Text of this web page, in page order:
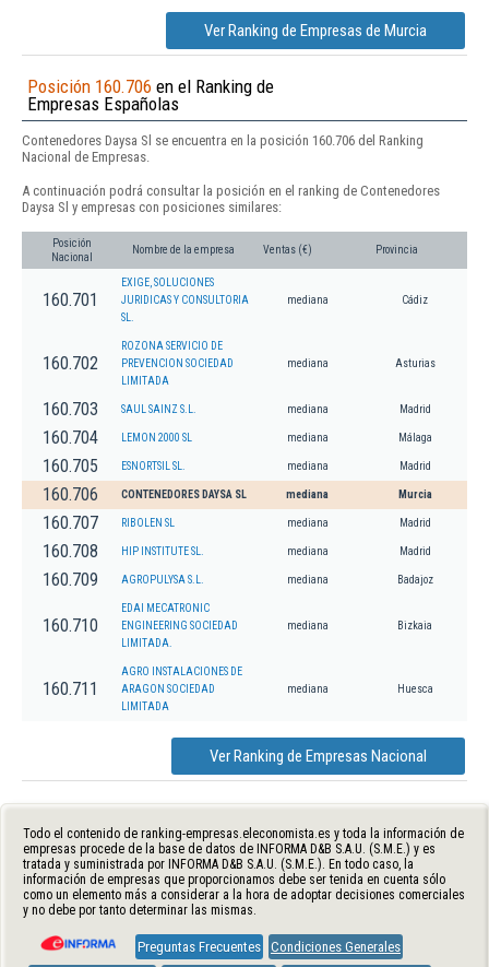
Ver Ranking de Empresas de Murcia
Posición 160.706 en el Ranking de
Empresas Españolas
Contenedores Daysa Sl se encuentra en la posición 160.706 del Ranking
Nacional de Empresas.
A continuación podrá consultar la posición en el ranking de Contenedores
Daysa Sl y empresas con posiciones similares:
Posición
Nacional
Nombre de la empresa Ventas (€) Provincia
160.701
EXIGE, SOLUCIONES
JURIDICAS Y CONSULTORIA
SL.
mediana Cádiz
160.702
ROZONA SERVICIO DE
PREVENCION SOCIEDAD
LIMITADA
mediana Asturias
160.703 SAUL SAINZ S.L. mediana Madrid
160.704 LEMON 2000 SL mediana Málaga
160.705 ESNORTSIL SL. mediana Madrid
160.706 CONTENEDORES DAYSA SL mediana Murcia
160.707 RIBOLEN SL mediana Madrid
160.708 HIP INSTITUTE SL. mediana Madrid
160.709 AGROPULYSA S.L. mediana Badajoz
160.710
EDAI MECATRONIC
ENGINEERING SOCIEDAD
LIMITADA.
mediana Bizkaia
160.711
AGRO INSTALACIONES DE
ARAGON SOCIEDAD
LIMITADA
mediana Huesca
Ver Ranking de Empresas Nacional
Todo el contenido de ranking-empresas.eleconomista.es y toda la información de
empresas procede de la base de datos de INFORMA D&B S.A.U. (S.M.E.) y es
tratada y suministrada por INFORMA D&B S.A.U. (S.M.E.). En todo caso, la
información de empresas que proporcionamos debe ser tenida en cuenta sólo
como un elemento más a considerar a la hora de adoptar decisiones comerciales
y no debe por tanto determinar las mismas.
Preguntas Frecuentes Condiciones Generales